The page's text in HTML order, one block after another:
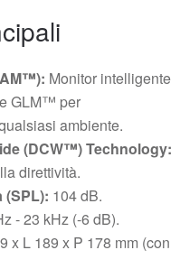
Monitor intelligente
GLM™ per
ambiente.
(DCW™) Technology:
direttività.
(SPL): 104 dB.
- 23 kHz (-6 dB).
x L 189 x P 178 mm (con